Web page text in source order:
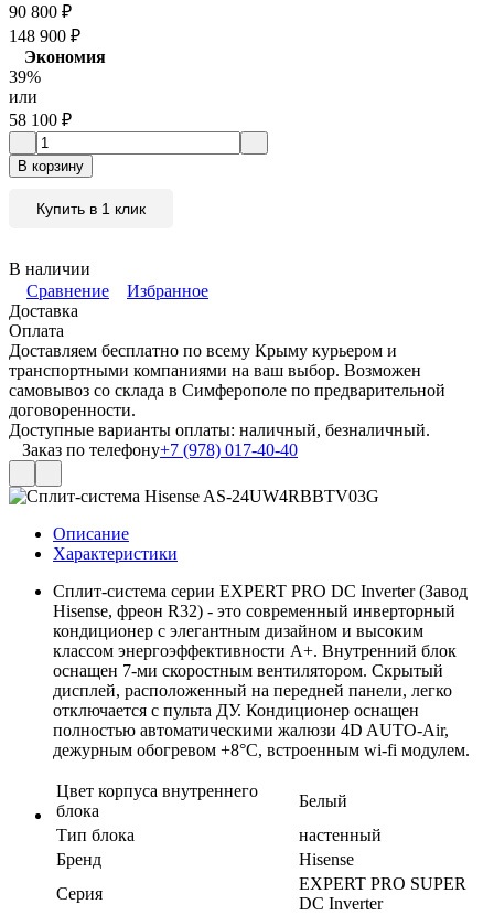
90 800 ₽
148 900 ₽
Экономия
39%
или
58 100 ₽
В корзину
Купить в 1 клик
В наличии
Сравнение
Избранное
Доставка
Оплата
Доставляем бесплатно по всему Крыму курьером и
транспортными компаниями на ваш выбор. Возможен
самовывоз со склада в Симферополе по предварительной
договоренности.
Доступные варианты оплаты: наличный, безналичный.
Заказ по телефону+7 (978) 017-40-40
Описание
Характеристики
Сплит-система серии EXPERT PRO DC Inverter (Завод
Hisense, фреон R32) - это современный инверторный
кондиционер с элегантным дизайном и высоким
классом энергоэффективности А+. Внутренний блок
оснащен 7-ми скоростным вентилятором. Скрытый
дисплей, расположенный на передней панели, легко
отключается с пульта ДУ. Кондиционер оснащен
полностью автоматическими жалюзи 4D AUTO-Air,
дежурным обогревом +8°С, встроенным wi-fi модулем.
Цвет корпуса внутреннего
блока
Белый
Тип блока
настенный
Бренд
Hisense
Серия
EXPERT PRO SUPER
DC Inverter